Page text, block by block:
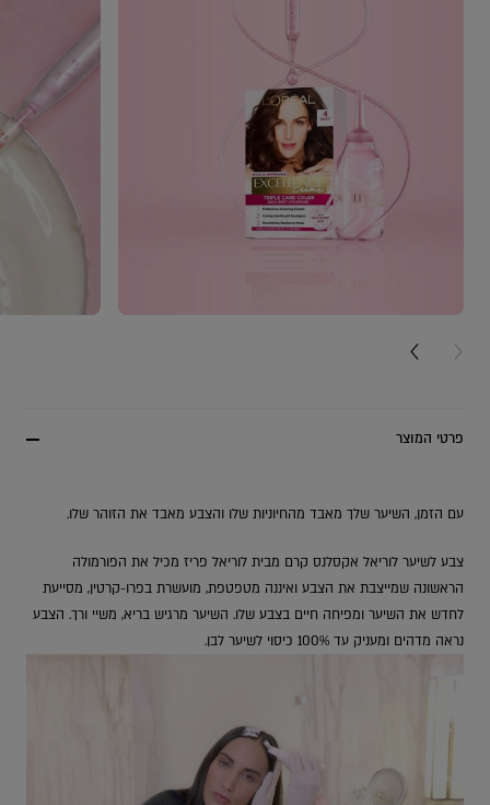
NEXT CARD
פרטי המוצר
עם הזמן, השיער שלך מאבד מהחיוניות שלו והצבע מאבד את הזוהר שלו.
צבע לשיער לוריאל אקסלנס קרם מבית לוריאל פריז מכיל את הפורמולה
הראשונה שמייצבת את הצבע ואיננה מטפטפת, מועשרת בפרו-קרטין, מסייעת
לחדש את השיער ומפיחה חיים בצבע שלו. השיער מרגיש בריא, משיי ורך. הצבע
נראה מדהים ומעניק עד 100% כיסוי לשיער לבן.